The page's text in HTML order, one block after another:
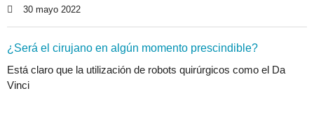
30 mayo 2022
¿Será el cirujano en algún momento prescindible?
Está claro que la utilización de robots quirúrgicos como el Da
Vinci